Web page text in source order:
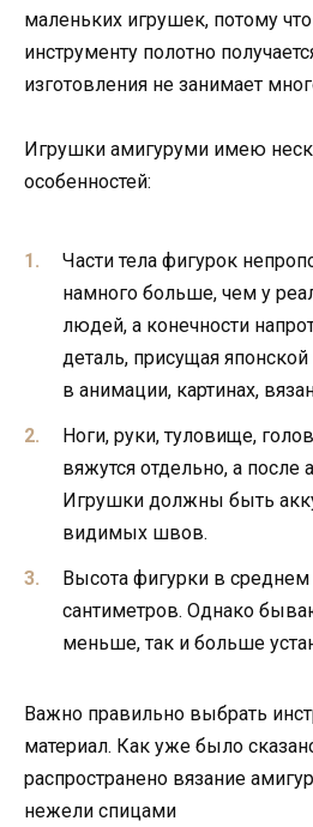
маленьких игрушек, потому
инструменту полотно
изготовления не занимает
Игрушки амигуруми имею
особенностей:
Части тела фигурок
намного больше, чем у
людей, а конечности
деталь, присущая японской
в анимации, картинах,
Ноги, руки, туловище,
вяжутся отдельно, а после
Игрушки должны быть
видимых швов.
Высота фигурки в среднем
сантиметров. Однако
меньше, так и больше
Важно правильно выбрать
материал. Как уже было
распространено вязание
нежели спицами